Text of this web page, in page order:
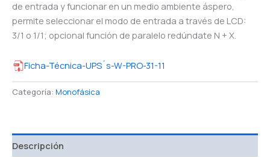
de entrada y funcionar en un medio ambiente áspero,
permite seleccionar el modo de entrada a través de LCD:
3/1 o 1/1; opcional función de paralelo redúndate N + X.
Ficha-Técnica-UPS´s-W-PRO-31-11
Categoría: Monofásica
Descripción